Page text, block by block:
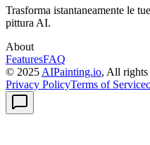
Trasforma istantaneamente le
pittura AI.
About
FeaturesFAQ
© 2025 AIPainting.io, All rights
Privacy PolicyTerms of Service